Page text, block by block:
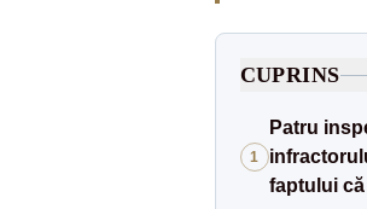
CUPRINS
1
Patru
faptului